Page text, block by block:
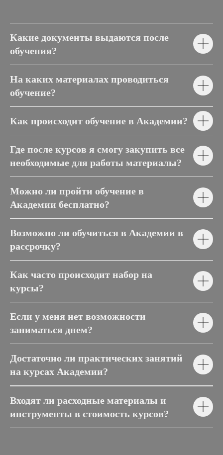
Какие документы выдаются после
обучения?
На каких материалах проводиться
обучение?
Как происходит обучение в Академии?
Где после курсов я смогу закупить все
необходимые для работы материалы?
Можно ли пройти обучение в
Академии бесплатно?
Возможно ли обучиться в Академии в
рассрочку?
Как часто происходит набор на
курсы?
Если у меня нет возможности
заниматься днем?
Достаточно ли практических занятий
на курсах Академии?
Входят ли расходные материалы и
инструменты в стоимость курсов?